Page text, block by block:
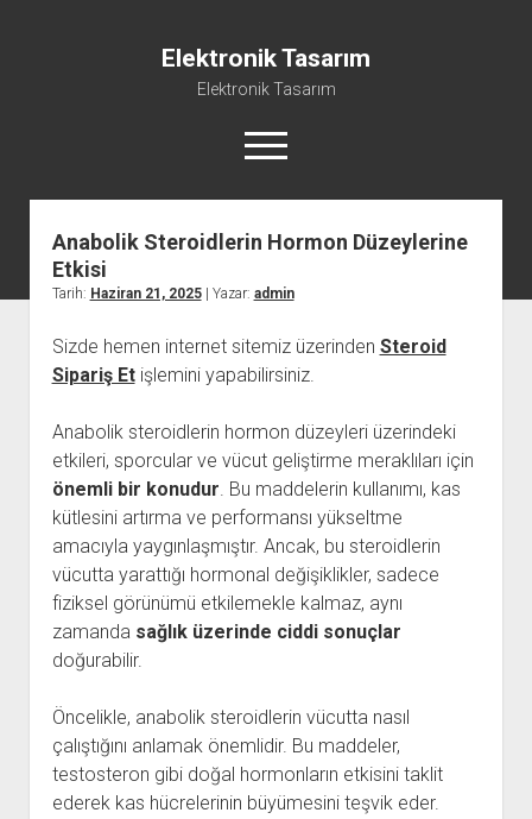
Elektronik Tasarım
Elektronik Tasarım
menüyü
aç
Instagram Gizli Hesap Görme Programsız
Sayfa Listesi
Anabolik Steroidlerin Hormon Düzeylerine
Etkisi
Tarih: Haziran 21, 2025| Yazar: admin
Sizde hemen internet sitemiz üzerinden Steroid
Sipariş Etişlemini yapabilirsiniz.
Anabolik steroidlerin hormon düzeyleri üzerindeki
etkileri, sporcular ve vücut geliştirme meraklıları için
önemli bir konudur. Bu maddelerin kullanımı, kas
kütlesini artırma ve performansı yükseltme
amacıyla yaygınlaşmıştır. Ancak, bu steroidlerin
vücutta yarattığı hormonal değişiklikler, sadece
fiziksel görünümü etkilemekle kalmaz, aynı
zamanda sağlık üzerinde ciddi sonuçlar
doğurabilir.
Öncelikle, anabolik steroidlerin vücutta nasıl
çalıştığını anlamak önemlidir. Bu maddeler,
testosteron gibi doğal hormonların etkisini taklit
ederek kas hücrelerinin büyümesini teşvik eder.